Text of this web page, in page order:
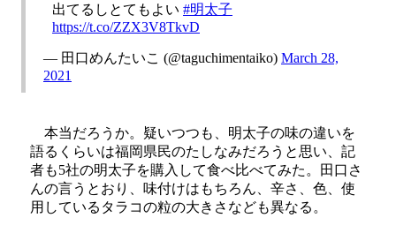
出てるしとてもよい #明太子
https://t.co/ZZX3V8TkvD
— 田口めんたいこ (@taguchimentaiko) March 28,
2021
本当だろうか。疑いつつも、明太子の味の違いを
語るくらいは福岡県民のたしなみだろうと思い、記
者も5社の明太子を購入して食べ比べてみた。田口さ
んの言うとおり、味付けはもちろん、辛さ、色、使
用しているタラコの粒の大きさなども異なる。